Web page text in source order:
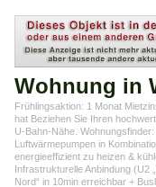
Wohnung in
Frühlingsaktion: 1 Monat
hat Beziehen Sie Ihren
U-Bahn-Nähe.
Luftwärmepumpen in
energieeffizient zu heizen &
Infrastrukturelle Anbindung (U2
Nord“ in 10min erreichbar +